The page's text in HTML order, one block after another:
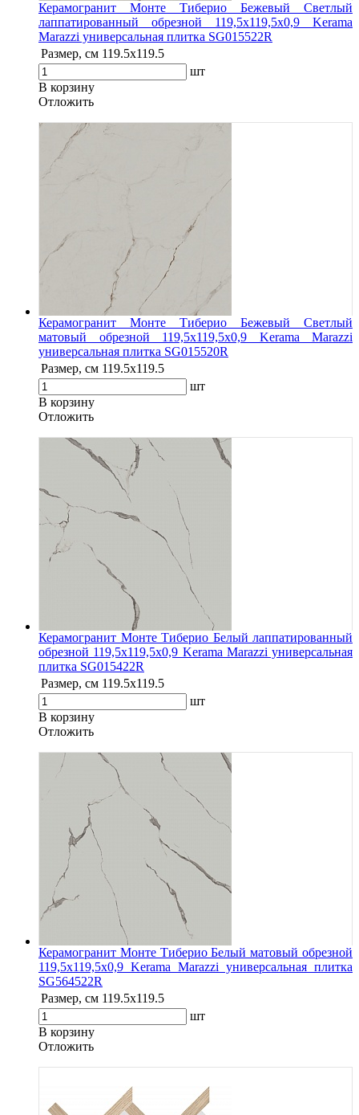
Керамогранит Монте Тиберио Бежевый Светлый
лаппатированный обрезной 119,5x119,5x0,9 Kerama
Marazzi универсальная плитка SG015522R
Размер, см 119.5х119.5
шт
В корзину
Oтложить
Керамогранит Монте Тиберио Бежевый Светлый
матовый обрезной 119,5x119,5x0,9 Kerama Marazzi
универсальная плитка SG015520R
Размер, см 119.5х119.5
шт
В корзину
Oтложить
Керамогранит Монте Тиберио Белый лаппатированный
обрезной 119,5x119,5x0,9 Kerama Marazzi универсальная
плитка SG015422R
Размер, см 119.5х119.5
шт
В корзину
Oтложить
Керамогранит Монте Тиберио Белый матовый обрезной
119,5x119,5x0,9 Kerama Marazzi универсальная плитка
SG564522R
Размер, см 119.5х119.5
шт
В корзину
Oтложить